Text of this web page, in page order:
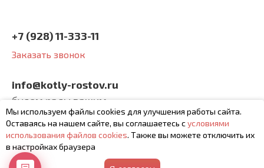
+7 (928) 11-333-11
Заказать звонок
info@kotly-rostov.ru
будем рады вашим
письмам
Мы используем файлы cookies для улучшения работы сайта.
Оставаясь на нашем сайте, вы соглашаетесь сусловиями
использования файлов cookies. Также вы можете отключить их
в настройках браузера